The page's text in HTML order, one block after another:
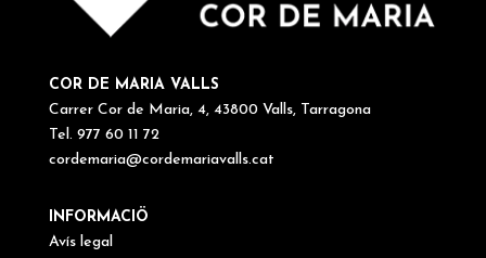
COR DE MARIA VALLS
Carrer Cor de Maria, 4, 43800 Valls, Tarragona
Tel. 977 60 11 72
cordemaria@cordemariavalls.cat
INFORMACIÖ
Avís legal